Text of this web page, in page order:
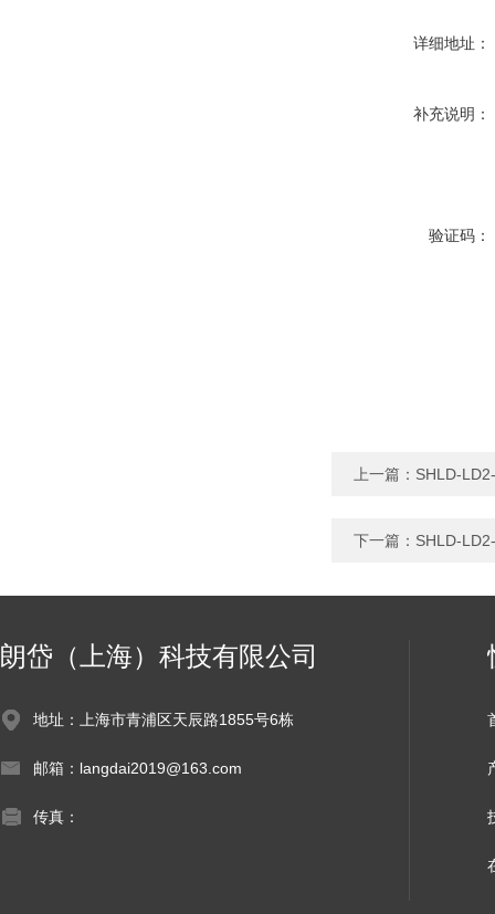
详细地址：
补充说明：
验证码：
上一篇： SHLD-
下一篇： SHLD-
朗岱（上海）科技有限公司
地址：上海市青浦区天辰路1855号6栋
邮箱：langdai2019@163.com
传真：